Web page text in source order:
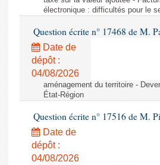
électronique : difficultés pour le
Question écrite n° 17468 de M.
Date de
dépôt :
04/08/2026
aménagement du territoire -
État-Région
Question écrite n° 17516 de M.
Date de
dépôt :
04/08/2026